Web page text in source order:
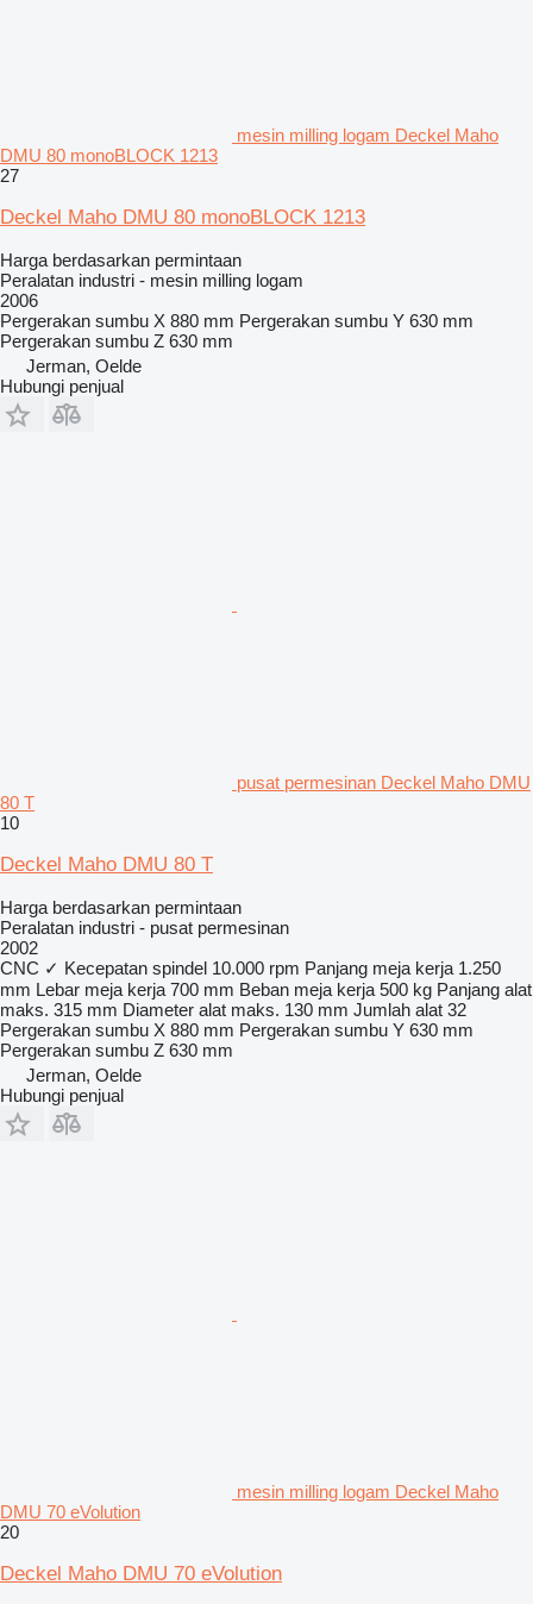
mesin milling logam Deckel Maho
DMU 80 monoBLOCK 1213
27
Deckel Maho DMU 80 monoBLOCK 1213
Harga berdasarkan permintaan
Peralatan industri - mesin milling logam
2006
Pergerakan sumbu X 880 mm Pergerakan sumbu Y 630 mm
Pergerakan sumbu Z 630 mm
Jerman, Oelde
Hubungi penjual
pusat permesinan Deckel Maho DMU
80 T
10
Deckel Maho DMU 80 T
Harga berdasarkan permintaan
Peralatan industri - pusat permesinan
2002
CNC ✓ Kecepatan spindel 10.000 rpm Panjang meja kerja 1.250
mm Lebar meja kerja 700 mm Beban meja kerja 500 kg Panjang alat
maks. 315 mm Diameter alat maks. 130 mm Jumlah alat 32
Pergerakan sumbu X 880 mm Pergerakan sumbu Y 630 mm
Pergerakan sumbu Z 630 mm
Jerman, Oelde
Hubungi penjual
mesin milling logam Deckel Maho
DMU 70 eVolution
20
Deckel Maho DMU 70 eVolution